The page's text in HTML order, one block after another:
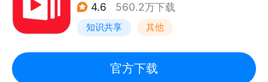
4.6 560.2万下载
知识共享 其他
官方下载